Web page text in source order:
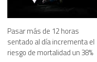
Pasar más de 12 horas
sentado al día incrementa el
riesgo de mortalidad un 38%